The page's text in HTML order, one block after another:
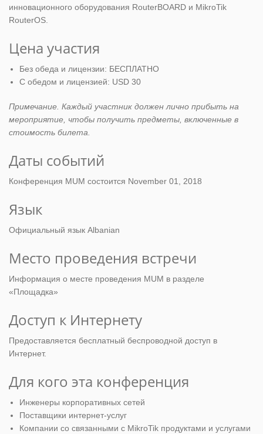
инновационного оборудования RouterBOARD и MikroTik
RouterOS.
Цена участия
Без обеда и лицензии: БЕСПЛАТНО
С обедом и лицензией: USD 30
Примечание. Каждый участник должен лично прибыть на
мероприятие, чтобы получить предметы, включенные в
стоимость билета.
Даты событий
Конференция MUM состоится November 01, 2018
Язык
Официальный язык Albanian
Место проведения встречи
Информация о месте проведения MUM в разделе
«Площадка»
Доступ к Интернету
Предоставляется бесплатный беспроводной доступ в
Интернет.
Для кого эта конференция
Инженеры корпоративных сетей
Поставщики интернет-услуг
Компании со связанными с MikroTik продуктами и услугами